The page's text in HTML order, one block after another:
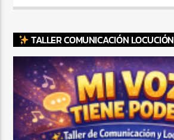
TALLER COMUNICACIÓN LOCUCIÓN